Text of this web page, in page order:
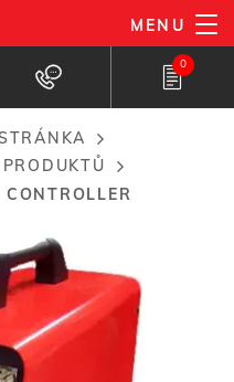
MENU
0
PŘIDAT DO MÉHO SEZNAMU